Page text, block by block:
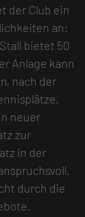
der Club ein
an:
bietet 50
Anlage kann
nach der
neuer
zur
in der
durch die